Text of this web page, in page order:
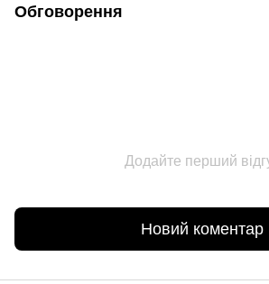
Обговорення
Додайте перший
Новий коментар